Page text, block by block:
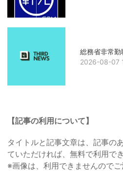
総務省非常勤
2026-08-07
【記事の利用について】
タイトルと記事文章は、記事の
ていただければ、無料で利用でき
※画像は、利用できませんのでご